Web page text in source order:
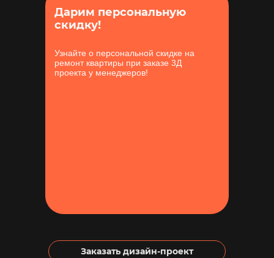
Узнайте о персональной скидке на
ремонт квартиры при заказе 3Д
проекта у менеджеров!
Дарим персональную
скидку!
Заказать дизайн-проект